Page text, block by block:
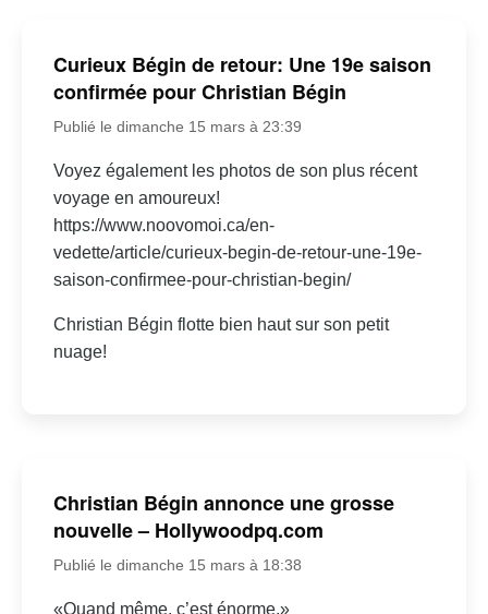
Curieux Bégin de retour: Une 19e saison
confirmée pour Christian Bégin
Publié le dimanche 15 mars à 23:39
Voyez également les photos de son plus récent
voyage en amoureux!
https://www.noovomoi.ca/en-
vedette/article/curieux-begin-de-retour-une-19e-
saison-confirmee-pour-christian-begin/
Christian Bégin flotte bien haut sur son petit
nuage!
Christian Bégin annonce une grosse
nouvelle – Hollywoodpq.com
Publié le dimanche 15 mars à 18:38
«Quand même, c’est énorme.»